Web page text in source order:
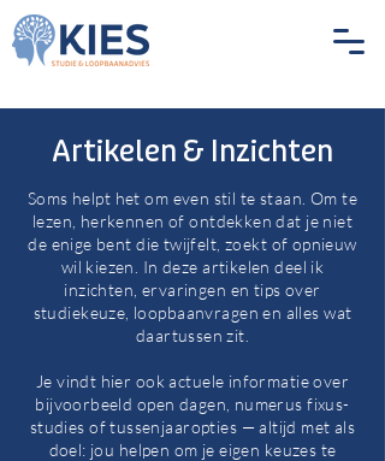
Artikelen & Inzichten
Soms helpt het om even stil te staan. Om te
lezen, herkennen of ontdekken dat je niet
de enige bent die twijfelt, zoekt of opnieuw
wil kiezen. In deze artikelen deel ik
inzichten, ervaringen en tips over
studiekeuze, loopbaanvragen en alles wat
daartussen zit.
Je vindt hier ook actuele informatie over
bijvoorbeeld open dagen, numerus fixus-
studies of tussenjaaropties — altijd met als
doel: jou helpen om je eigen keuzes te